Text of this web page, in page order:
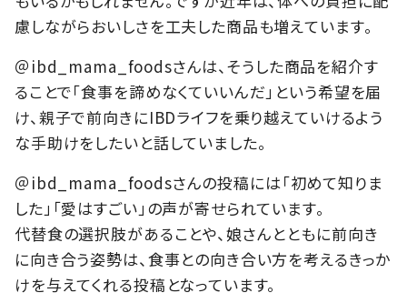
慮しながらおいしさを工夫した商品も増えています。
＠ibd_mama_foodsさんは、そうした商品を紹介す
ることで「食事を諦めなくていいんだ」という希望を届
け、親子で前向きにIBDライフを乗り越えていけるよう
な手助けをしたいと話していました。
＠ibd_mama_foodsさんの投稿には「初めて知りま
した」「愛はすごい」の声が寄せられています。
代替食の選択肢があることや、娘さんとともに前向き
に向き合う姿勢は、食事との向き合い方を考えるきっか
けを与えてくれる投稿となっています。